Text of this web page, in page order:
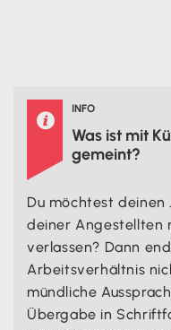
 INFO
Was ist mit
gemeint?
Du möchtest
deiner Angestellten
verlassen? Dann
Arbeitsverhältnis
mündliche
Übergabe in